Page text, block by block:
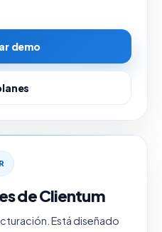
demo
de Clientum
Está diseñado